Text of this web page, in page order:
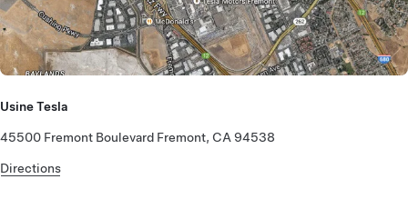
Usine Tesla
45500 Fremont Boulevard Fremont, CA 94538
Directions